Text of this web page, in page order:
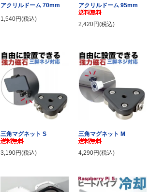
アクリルドーム 70mm
1,540円(税込)
アクリルドーム 95mm
2,420円(税込)
三角マグネット S
3,190円(税込)
三角マグネット M
4,290円(税込)